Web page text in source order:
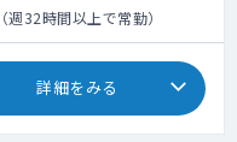
32時間以上で常勤）
詳細をみる